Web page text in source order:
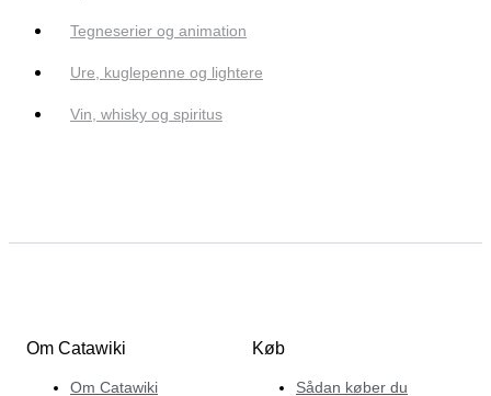
Tegneserier og animation
Ure, kuglepenne og lightere
Vin, whisky og spiritus
Om Catawiki
Om Catawiki
Køb
Sådan køber du